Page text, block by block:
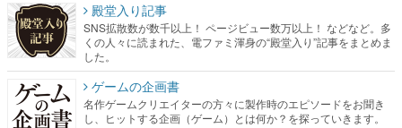
殿堂入り記事
SNS拡散数が数千以上！ ページビュー数万以上！ などなど。多
くの人々に読まれた、電ファミ渾身の“殿堂入り”記事をまとめま
した。
ゲームの企画書
名作ゲームクリエイターの方々に製作時のエピソードをお聞き
し、ヒットする企画（ゲーム）とは何か？を探っていきます。